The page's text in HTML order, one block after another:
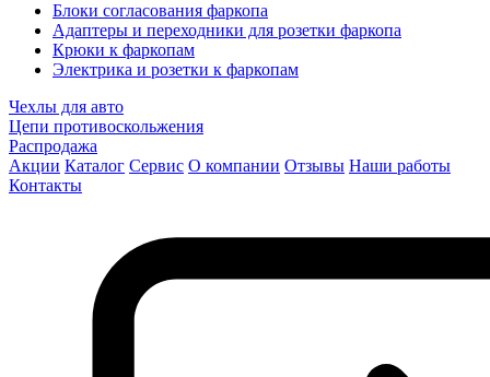
Блоки согласования фаркопа
Адаптеры и переходники для розетки фаркопа
Крюки к фаркопам
Электрика и розетки к фаркопам
Чехлы для авто
Цепи противоскольжения
Распродажа
Акции Каталог Сервис О компании Отзывы Наши работы
Контакты